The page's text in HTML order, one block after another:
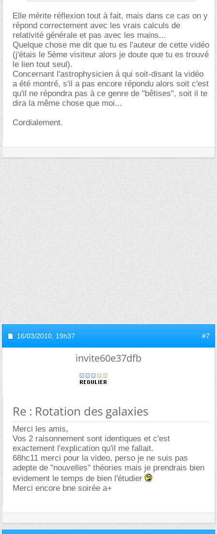
Elle mérite réflexion tout à fait, mais dans ce cas on y
répond correctement avec les vrais calculs de
relativité générale et pas avec les mains...
Quelque chose me dit que tu es l'auteur de cette vidéo
(j'étais le 5ème visiteur alors je doute que tu es trouvé
le lien tout seul).
Concernant l'astrophysicien à qui soit-disant la vidéo
a été montré, s'il a pas encore répondu alors soit c'est
qu'il ne répondra pas à ce genre de "bêtises", soit il te
dira la même chose que moi...
Cordialement.
16/03/2010, 19h37 #7
invite60e37dfb
Re : Rotation des galaxies
Merci les amis,
Vos 2 raisonnement sont identiques et c'est
exactement l'explication qu'il me fallait.
68hc11 merci pour la video, perso je ne suis pas
adepte de "nouvelles" théories mais je prendrais bien
evidement le temps de bien l'étudier
Merci encore bne soirée a+